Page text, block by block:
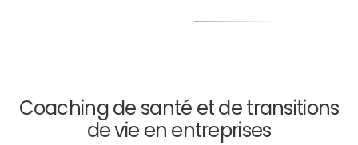
Coaching de santé et de transitions
de vie en entreprises